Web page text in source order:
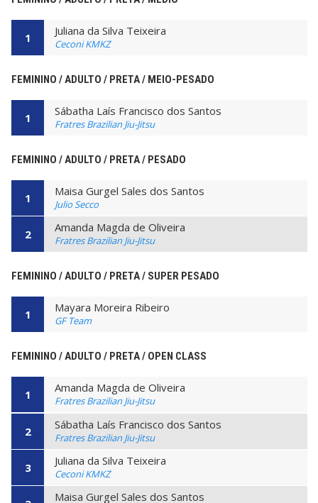
1 Juliana da Silva Teixeira
Ceconi KMKZ
FEMININO / ADULTO / PRETA / MEIO-PESADO
1 Sábatha Laís Francisco dos Santos
Fratres Brazilian Jiu-Jitsu
FEMININO / ADULTO / PRETA / PESADO
1 Maisa Gurgel Sales dos Santos
Julio Secco
2 Amanda Magda de Oliveira
Fratres Brazilian Jiu-Jitsu
FEMININO / ADULTO / PRETA / SUPER PESADO
1 Mayara Moreira Ribeiro
GF Team
FEMININO / ADULTO / PRETA / OPEN CLASS
1 Amanda Magda de Oliveira
Fratres Brazilian Jiu-Jitsu
2 Sábatha Laís Francisco dos Santos
Fratres Brazilian Jiu-Jitsu
3 Juliana da Silva Teixeira
Ceconi KMKZ
Maisa Gurgel Sales dos Santos